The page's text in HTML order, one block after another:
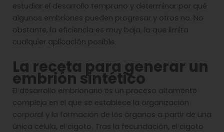
estudiar el desarrollo temprano y determinar por qué
algunos embriones pueden progresar y otros no. No
obstante, la eficiencia es muy baja, lo que limita
cualquier aplicación posible.
La receta para generar un
embrión sintético
El desarrollo embrionario es un proceso altamente
complejo en el que se establece la organización
corporal y la formación de los órganos a partir de una
única célula, el cigoto. Tras la fecundación, el cigoto